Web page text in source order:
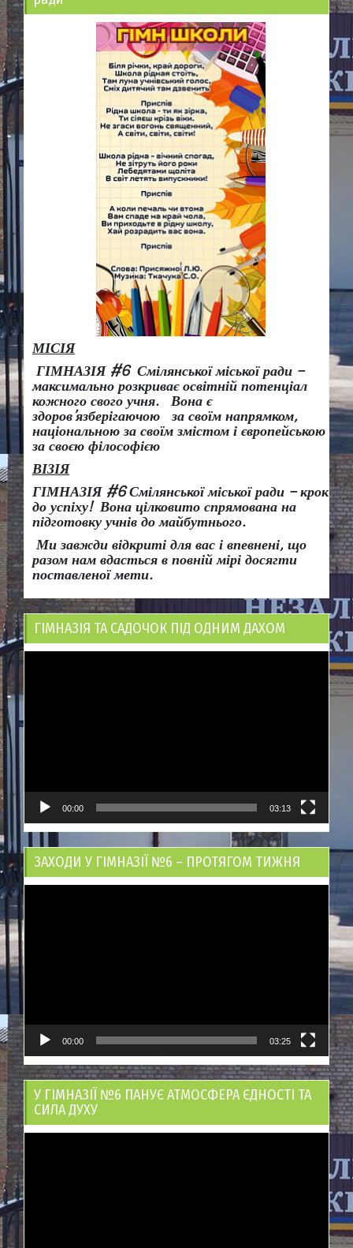
МІСІЯ
ГІМНАЗІЯ #6 Смілянської міської ради –
максимально розкриває освітній потенціал
кожного свого учня.
Вона є
здоров’язберігаючою за своїм напрямком,
національною за своїм змістом і європейською
за своєю філософією
ВІЗІЯ
ГІМНАЗІЯ #6 Смілянської міської ради – крок
до успіху! Вона цілковито спрямована на
підготовку учнів до майбутнього.
Ми завжди відкриті для вас і впевнені, що
разом нам вдасться в повній мірі досягти
поставленої мети.
ГІМНАЗІЯ ТА САДОЧОК ПІД ОДНИМ ДАХОМ
00:00 03:13
ЗАХОДИ У ГІМНАЗІЇ №6 – ПРОТЯГОМ ТИЖНЯ
00:00 03:25
У ГІМНАЗІЇ №6 ПАНУЄ АТМОСФЕРА ЄДНОСТІ ТА
СИЛА ДУХУ